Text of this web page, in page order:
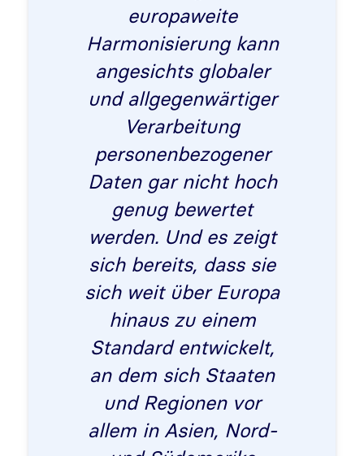
europaweite
Harmonisierung kann
angesichts globaler
und allgegenwärtiger
Verarbeitung
personenbezogener
Daten gar nicht hoch
genug bewertet
werden. Und es zeigt
sich bereits, dass sie
sich weit über Europa
hinaus zu einem
Standard entwickelt,
an dem sich Staaten
und Regionen vor
allem in Asien, Nord-